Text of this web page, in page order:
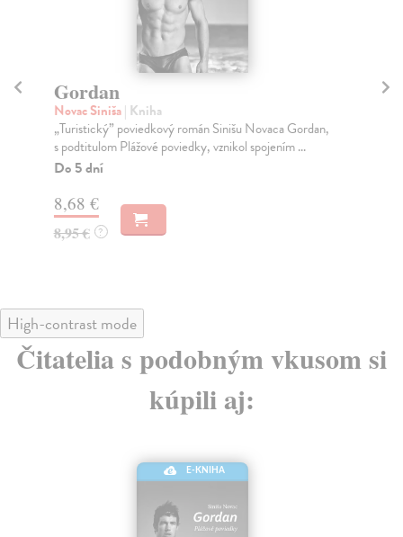
Ja, Leonardo
Kloos Remi| Kniha
Zbierka krátkych próz a obrazových reprodukcií
vzrušujúcim a zábavným spôsobom sleduje život a
dielo...
10,57 €
High-contrast mode
Čitatelia s podobným vkusom si
kúpili aj: